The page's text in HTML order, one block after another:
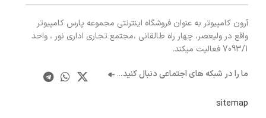
آرون کامپیوتر به عنوان فروشگاه اینترنتی مجموعه پارس کامپیوتر
واقع در ولیعصر، چهار راه طالقانی ،مجتمع تجاری اداری نور ، واحد
7093/1 فعالیت میکند.
ما را در شبکه های اجتماعی دنبال کنید...
sitemap